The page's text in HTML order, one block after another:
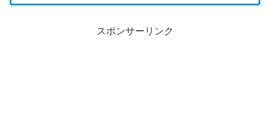
スポンサーリンク